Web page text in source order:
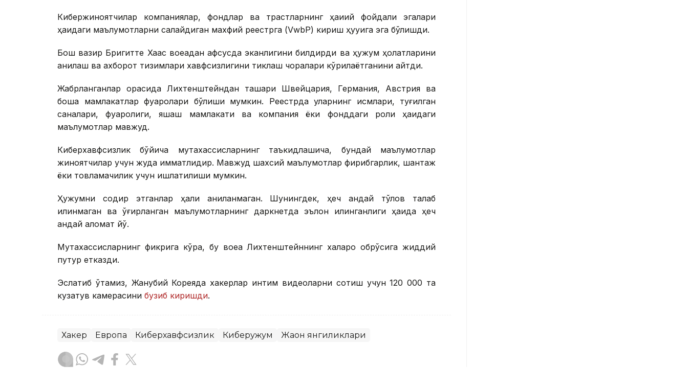
Кибержиноятчилар компаниялар, фондлар ва трастларнинг ҳақиқий фойдали эгалари
ҳақидаги маълумотларни сақлайдиган махфий реестрга (VwbP) кириш ҳуқуқига эга бўлишди.
Бош вазир Бригитте Хаас воқеадан афсусда эканлигини билдирди ва ҳужум ҳолатларини
аниқлаш ва ахборот тизимлари хавфсизлигини тиклаш чоралари кўрилаётганини айтди.
Жабрланганлар орасида Лихтенштейндан ташқари Швейцария, Германия, Австрия ва
бошқа мамлакатлар фуқаролари бўлиши мумкин. Реестрда уларнинг исмлари, туғилган
саналари, фуқаролиги, яшаш мамлакати ва компания ёки фонддаги роли ҳақидаги
маълумотлар мавжуд.
Киберхавфсизлик бўйича мутахассисларнинг таъкидлашича, бундай маълумотлар
жиноятчилар учун жуда қимматлидир. Мавжуд шахсий маълумотлар фирибгарлик, шантаж
ёки товламачилик учун ишлатилиши мумкин.
Ҳужумни содир этганлар ҳали аниқланмаган. Шунингдек, ҳеч қандай тўлов талаб
қилинмаган ва ўғирланган маълумотларнинг даркнетда эълон қилинганлиги ҳақида ҳеч
қандай аломат йўқ.
Мутахассисларнинг фикрига кўра, бу воқеа Лихтенштейннинг халқаро обрўсига жиддий
путур етказди.
Эслатиб ўтамиз, Жанубий Кореяда хакерлар интим видеоларни сотиш учун 120 000 та
кузатув камерасини бузиб киришди.
Хакер Европа Киберхавфсизлик Киберҳужум Жаҳон янгиликлари